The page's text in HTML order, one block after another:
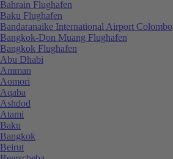
Bahrain Flughafen
Baku Flughafen
Bandaranaike International Airport Colombo
Bangkok-Don Muang Flughafen
Bangkok Flughafen
Abu Dhabi
Amman
Aomori
Aqaba
Ashdod
Atami
Baku
Bangkok
Beirut